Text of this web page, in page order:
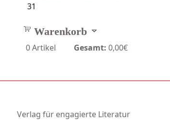
31
Warenkorb
0Artikel Gesamt: 0,00€
Verlag für engagierte Literatur